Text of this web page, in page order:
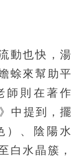
動也快，湯
蜍來幫助平
師則在著作
中提到，擺
）、陰陽水
白水晶簇，